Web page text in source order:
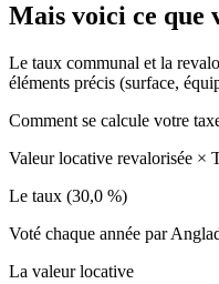
Mais voici ce que
Le taux communal et la
éléments précis (surface,
Comment se calcule votre
Valeur locative revalorisée ×
Le taux (30,0 %)
Voté chaque année par
La valeur locative